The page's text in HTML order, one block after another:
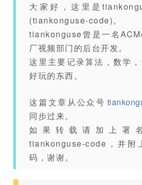
大家好，这里是
(tiankonguse-code)。
tiankonguse曾是一名
厂视频部门的后台开发。
这里主要记录算法，数学
好玩的东西。
这篇文章从公众号
同步过来。
如果转载请加上署
tiankonguse-code，并附
码，谢谢。